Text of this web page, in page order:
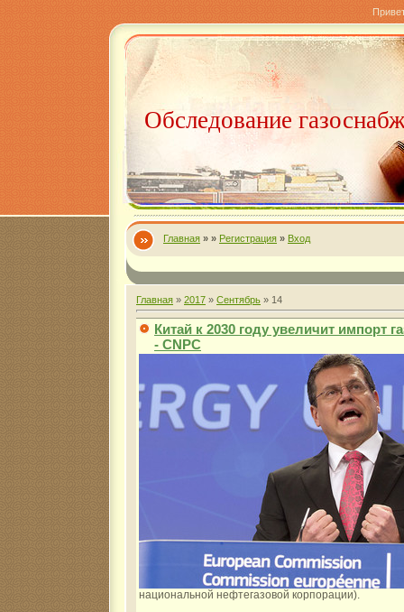
Обследование
Главная » » Регистрация » Вход
Главная » 2017 » Сентябрь » 14
Китай к 2030 году увеличит импорт
- CNPC
национальной нефтегазовой корпорации).